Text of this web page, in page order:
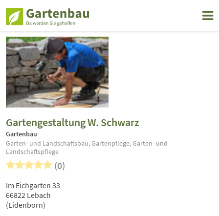
Gartengestaltung W. Schwarz
Gartenbau
Garten- und Landschaftsbau, Gartenpflege, Garten- und
Landschaftspflege
(0)
Im Eichgarten 33
66822 Lebach
(Eidenborn)